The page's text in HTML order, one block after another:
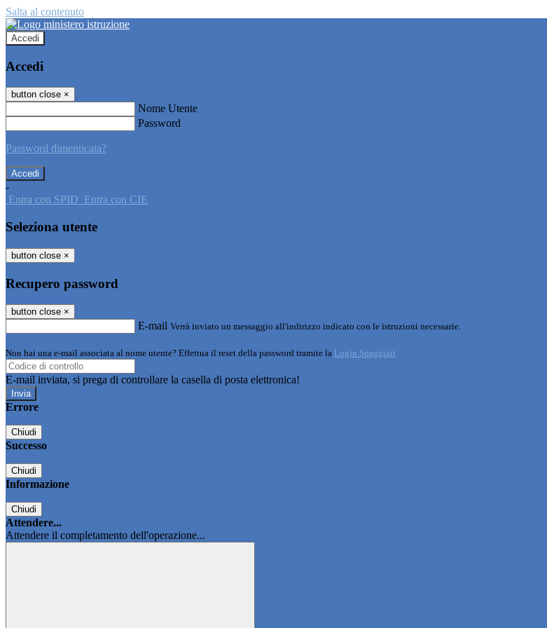
Salta al contenuto
Accedi
Accedi
button close ×
Nome Utente
Password
Password dimenticata?
-
Entra con SPID Entra con CIE
Seleziona utente
button close ×
Recupero password
button close ×
E-mail Verrà inviato un messaggio all'indirizzo indicato con le istruzioni necessarie.
Non hai una e-mail associata al nome utente? Effettua il reset della password tramite la Login Spaggiari
E-mail inviata, si prega di controllare la casella di posta elettronica!
Errore
Chiudi
Successo
Chiudi
Informazione
Chiudi
Attendere...
Attendere il completamento dell'operazione...